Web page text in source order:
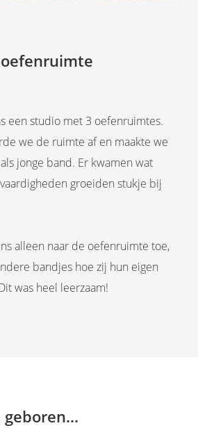
een studio met 3 oefenruimtes.
we de ruimte af en maakte we
jonge band. Er kwamen wat
groeiden stukje bij
alleen naar de oefenruimte toe,
bandjes hoe zij hun eigen
was heel leerzaam!